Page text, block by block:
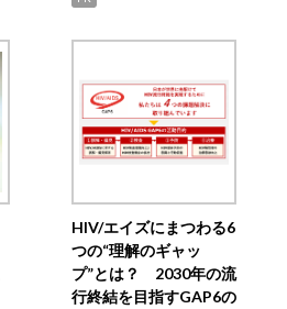
HIV/エイズにまつわる6
つの“理解のギャッ
プ”とは？ 2030年の流
行終結を目指すGAP6の